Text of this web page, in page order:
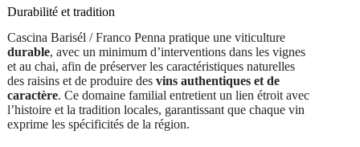
Durabilité et tradition
Cascina Barisél / Franco Penna pratique une viticulture
durable, avec un minimum d’interventions dans les vignes
et au chai, afin de préserver les caractéristiques naturelles
des raisins et de produire des vins authentiques et de
caractère. Ce domaine familial entretient un lien étroit avec
l’histoire et la tradition locales, garantissant que chaque vin
exprime les spécificités de la région.